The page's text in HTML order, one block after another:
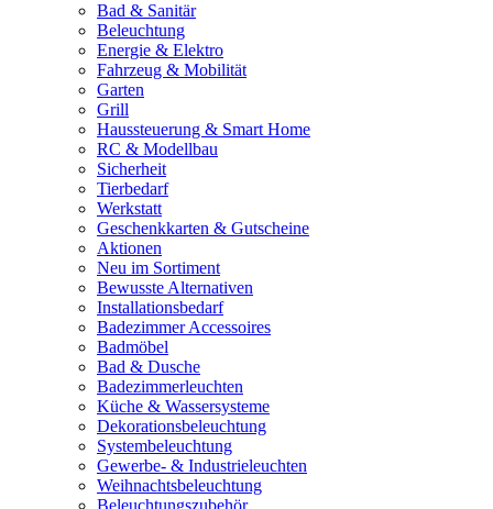
Bad & Sanitär
Beleuchtung
Energie & Elektro
Fahrzeug & Mobilität
Garten
Grill
Haussteuerung & Smart Home
RC & Modellbau
Sicherheit
Tierbedarf
Werkstatt
Geschenkkarten & Gutscheine
Aktionen
Neu im Sortiment
Bewusste Alternativen
Installationsbedarf
Badezimmer Accessoires
Badmöbel
Bad & Dusche
Badezimmerleuchten
Küche & Wassersysteme
Dekorationsbeleuchtung
Systembeleuchtung
Gewerbe- & Industrieleuchten
Weihnachtsbeleuchtung
Beleuchtungszubehör